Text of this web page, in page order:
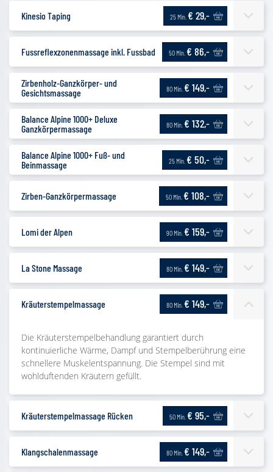
Kinesio Taping 25 Min. € 29,-
Fussreflexzonenmassage inkl. Fussbad 50 Min. € 86,-
Zirbenholz-Ganzkörper- und
Gesichtsmassage
80 Min. € 149,-
Balance Alpine 1000+ Deluxe
Ganzkörpermassage
80 Min. € 132,-
Balance Alpine 1000+ Fuß- und
Beinmassage
25 Min. € 50,-
Zirben-Ganzkörpermassage 50 Min. € 108,-
Lomi der Alpen 90 Min. € 159,-
La Stone Massage 80 Min. € 149,-
Kräuterstempelmassage 80 Min. € 149,-
Die Kräuterstempelbehandlung garantiert durch
kontinuierliche Wärme, Dampf und Stempelberührung eine
schnellere Muskelentspannung. Die Stempel sind mit
wohlduftenden Kräutern gefüllt.
Kräuterstempelmassage Rücken 50 Min. € 95,-
Klangschalenmassage 80 Min. € 149,-